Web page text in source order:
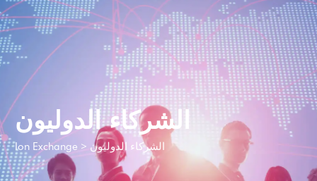
الشركاء الدوليون
Ion Exchange > الشركاء الدوليون